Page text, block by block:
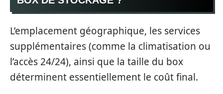
L’emplacement géographique, les services
supplémentaires (comme la climatisation ou
l’accès 24/24), ainsi que la taille du box
déterminent essentiellement le coût final.